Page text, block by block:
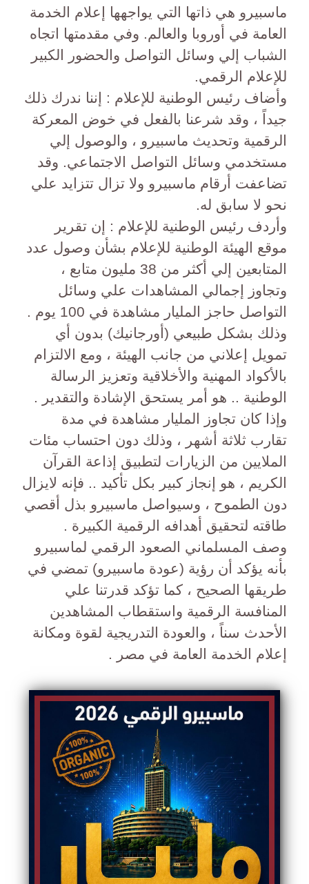
ماسبيرو هي ذاتها التي يواجهها إعلام الخدمة
العامة في أوروبا والعالم. وفي مقدمتها اتجاه
الشباب إلي وسائل التواصل والحضور الكبير
للإعلام الرقمي.
وأضاف رئيس الوطنية للإعلام : إننا ندرك ذلك
جيداً ، وقد شرعنا بالفعل في خوض المعركة
الرقمية وتحديث ماسبيرو ، والوصول إلي
مستخدمي وسائل التواصل الاجتماعي. وقد
تضاعفت أرقام ماسبيرو ولا تزال تتزايد علي
نحو لا سابق له.
وأردف رئيس الوطنية للإعلام : إن تقرير
موقع الهيئة الوطنية للإعلام بشأن وصول عدد
المتابعين إلي أكثر من 38 مليون متابع ،
وتجاوز إجمالي المشاهدات علي وسائل
التواصل حاجز المليار مشاهدة في 100 يوم .
وذلك بشكل طبيعي (أورجانيك) بدون أي
تمويل إعلاني من جانب الهيئة ، ومع الالتزام
بالأكواد المهنية والأخلاقية وتعزيز الرسالة
الوطنية .. هو أمر يستحق الإشادة والتقدير .
وإذا كان تجاوز المليار مشاهدة في مدة
تقارب ثلاثة أشهر ، وذلك دون احتساب مئات
الملايين من الزيارات لتطبيق إذاعة القرآن
الكريم ، هو إنجاز كبير بكل تأكيد .. فإنه لايزال
دون الطموح ، وسيواصل ماسبيرو بذل أقصي
طاقته لتحقيق أهدافه الرقمية الكبيرة .
وصف المسلماني الصعود الرقمي لماسبيرو
بأنه يؤكد أن رؤية (عودة ماسبيرو) تمضي في
طريقها الصحيح ، كما تؤكد قدرتنا علي
المنافسة الرقمية واستقطاب المشاهدين
الأحدث سناً ، والعودة التدريجية لقوة ومكانة
إعلام الخدمة العامة في مصر .